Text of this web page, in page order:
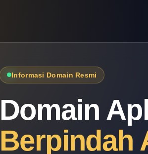
Informasi Domain Resmi
Domain
Berpindah